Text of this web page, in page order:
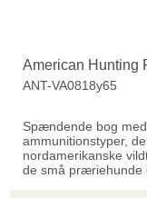
American Hunting
ANT-VA0818y65
Spændende bog
ammunitionstyper,
nordamerikanske
de små præriehunde